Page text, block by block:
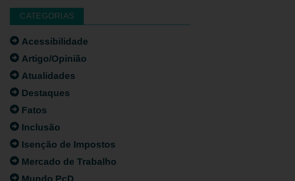
CATEGORIAS
Acessibilidade
Artigo/Opinião
Atualidades
Destaques
Fatos
Inclusão
Isenção de Impostos
Mercado de Trabalho
Mundo PcD